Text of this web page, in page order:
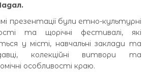
презентації були етно-культурні
та щорічні фестивалі, які
у місті, навчальні заклади та
колекційні витвори та
особливості краю.